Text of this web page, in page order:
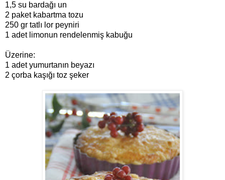
1,5 su bardağı un
2 paket kabartma tozu
250 gr tatlı lor peyniri
1 adet limonun rendelenmiş kabuğu
Üzerine:
1 adet yumurtanın beyazı
2 çorba kaşığı toz şeker